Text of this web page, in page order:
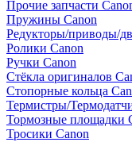
Прочие запчасти
Пружины Canon
Редукторы/приводы/
Ролики Canon
Ручки Canon
Стёкла оригиналов
Стопорные кольца
Термистры/
Тормозные площадки
Тросики Canon